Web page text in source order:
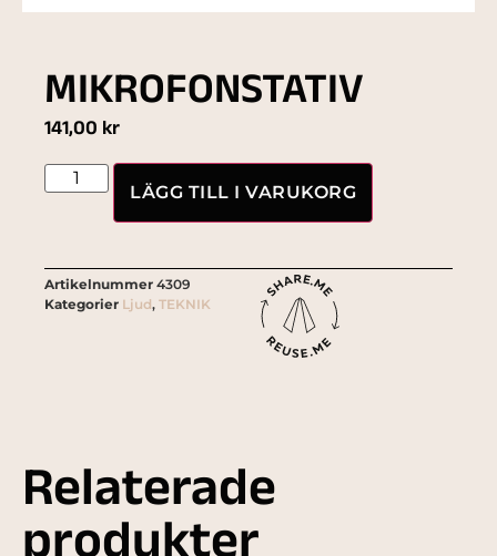
MIKROFONSTATIV
141,00 kr
LÄGG TILL I VARUKORG
Artikelnummer 4309
Kategorier Ljud, TEKNIK
Relaterade